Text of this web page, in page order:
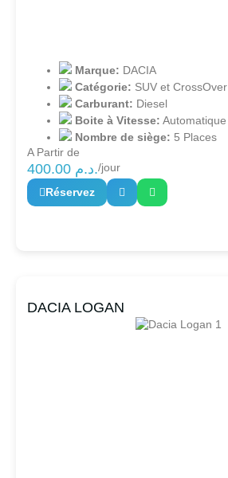
Marque: DACIA
Catégorie: SUV et CrossOver
Carburant: Diesel
Boite à Vitesse: Automatique
Nombre de siège: 5 Places
A Partir de
400.00 د.م./jour
Réservez
DACIA LOGAN